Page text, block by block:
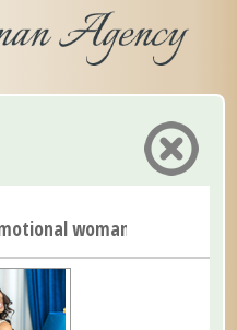
woman who is look...